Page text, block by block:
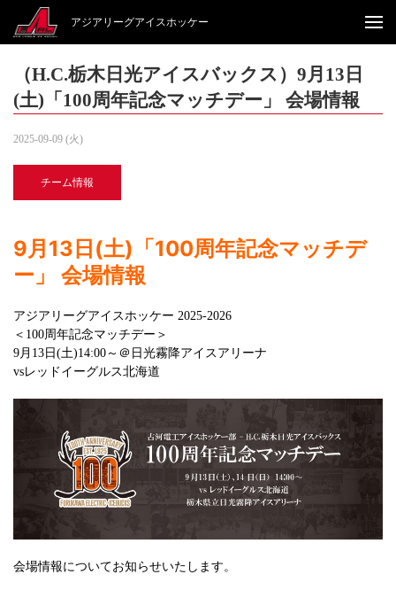
アジアリーグアイスホッケー
（H.C.栃木日光アイスバックス）9月13日
(土)「100周年記念マッチデー」 会場情報
2025-09-09 (火)
チーム情報
9月13日(土)「100周年記念マッチデ
ー」 会場情報
アジアリーグアイスホッケー 2025-2026
＜100周年記念マッチデー＞
9月13日(土)14:00～＠日光霧降アイスアリーナ
vsレッドイーグルス北海道
会場情報についてお知らせいたします。